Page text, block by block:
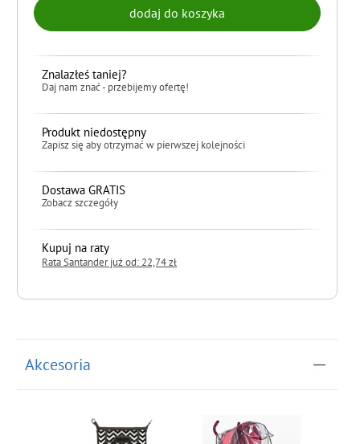
Znalazłeś taniej?
Daj nam znać - przebijemy ofertę!
Produkt niedostępny
Zapisz się aby otrzymać w pierwszej kolejności
Dostawa GRATIS
Zobacz szczegóły
Kupuj na raty
Rata Santander już od: 22,74 zł
Akcesoria